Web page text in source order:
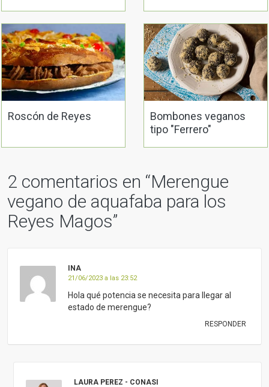
Roscón de Reyes
Bombones veganos
tipo "Ferrero"
2 comentarios en “Merengue
vegano de aquafaba para los
Reyes Magos”
INA
21/06/2023 a las 23:52
Hola qué potencia se necesita para llegar al
estado de merengue?
RESPONDER
LAURA PEREZ - CONASI